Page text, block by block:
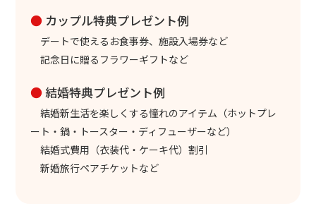
●カップル特典プレゼント例
デートで使えるお食事券、施設入場券など
記念日に贈るフラワーギフトなど
●結婚特典プレゼント例
結婚新生活を楽しくする憧れのアイテム（ホットプレ
ート・鍋・トースター・ディフューザーなど）
結婚式費用（衣装代・ケーキ代）割引
新婚旅行ペアチケットなど